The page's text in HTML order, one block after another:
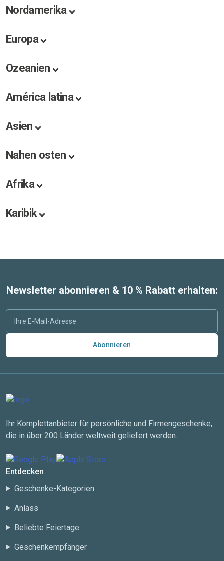
Nordamerika
Europa
Ozeanien
América latina
Asien
Nahen osten
Afrika
Karibik
Newsletter abonnieren & 10 % Rabatt erhalten:
Abonnieren
Ihr Komplettanbieter für persönliche und Firmengeschenke,
die in über 200 Länder weltweit geliefert werden.
Entdecken
Geschenke-Kategorien
Anlass
Beliebte Feiertage
Geschenkempfänger